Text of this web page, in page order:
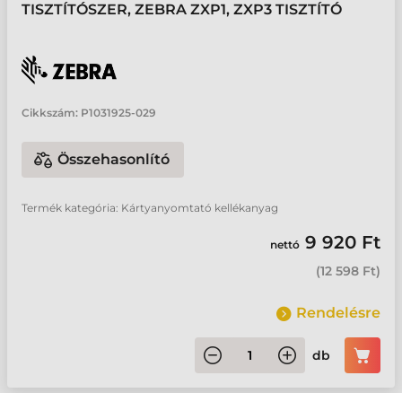
TISZTÍTÓSZER, ZEBRA ZXP1, ZXP3 TISZTÍTÓ
Cikkszám: P1031925-029
Összehasonlító
Termék kategória: Kártyanyomtató kellékanyag
nettó 9 920 Ft
(12 598 Ft)
Rendelésre
db